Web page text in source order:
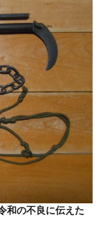
和の不良に伝えた